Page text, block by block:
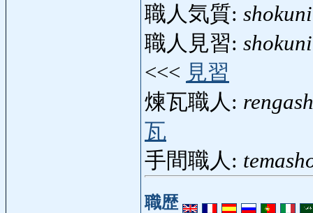
職人気質:
職人見習:
<<< 見習
煉瓦職人:
瓦
手間職人:
職歴